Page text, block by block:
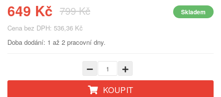
649 Kč 799 Kč Skladem
Cena bez DPH: 536,36 Kč
Doba dodání: 1 až 2 pracovní dny.
KOUPIT